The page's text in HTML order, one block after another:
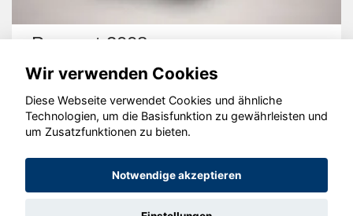
Peugeot 2008
© konjunkturmotor.de GmbH 2020 - 2026
Wir verwenden Cookies
Diese Webseite verwendet Cookies und ähnliche
Technologien, um die Basisfunktion zu gewährleisten und
um Zusatzfunktionen zu bieten.
Notwendige akzeptieren